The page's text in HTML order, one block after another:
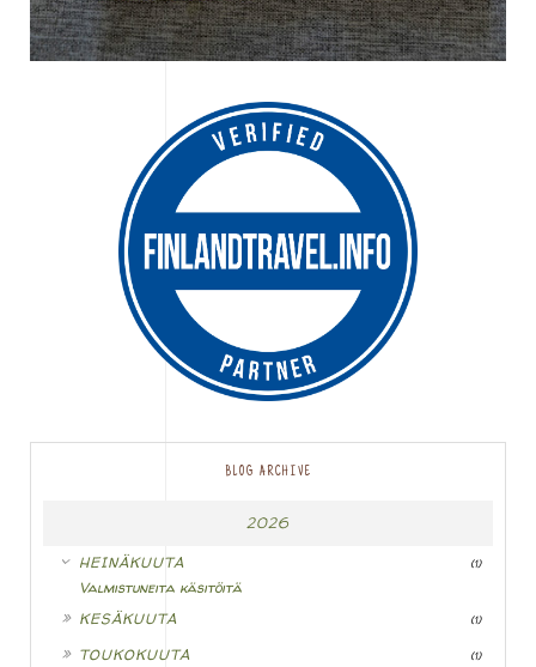
BLOG ARCHIVE
2026
HEINÄKUUTA (1)
Valmistuneita käsitöitä
KESÄKUUTA (1)
TOUKOKUUTA (1)